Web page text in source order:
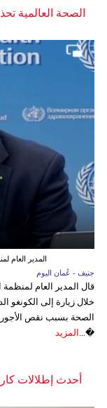
الصحة العالمية
المدير العام
جنيف - عُمان اليوم
قال المدير العام لمنظمة
خلال زيارة إلى الكونغو
الصحة بسبب نقص
�... المزيد
أحدث إطلالات